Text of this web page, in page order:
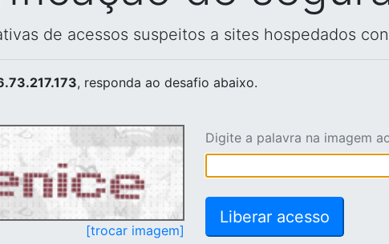
de acessos suspeitos a sites hospedados
, responda ao desafio abaixo.
[trocar imagem]
Digite a palavra na imagem